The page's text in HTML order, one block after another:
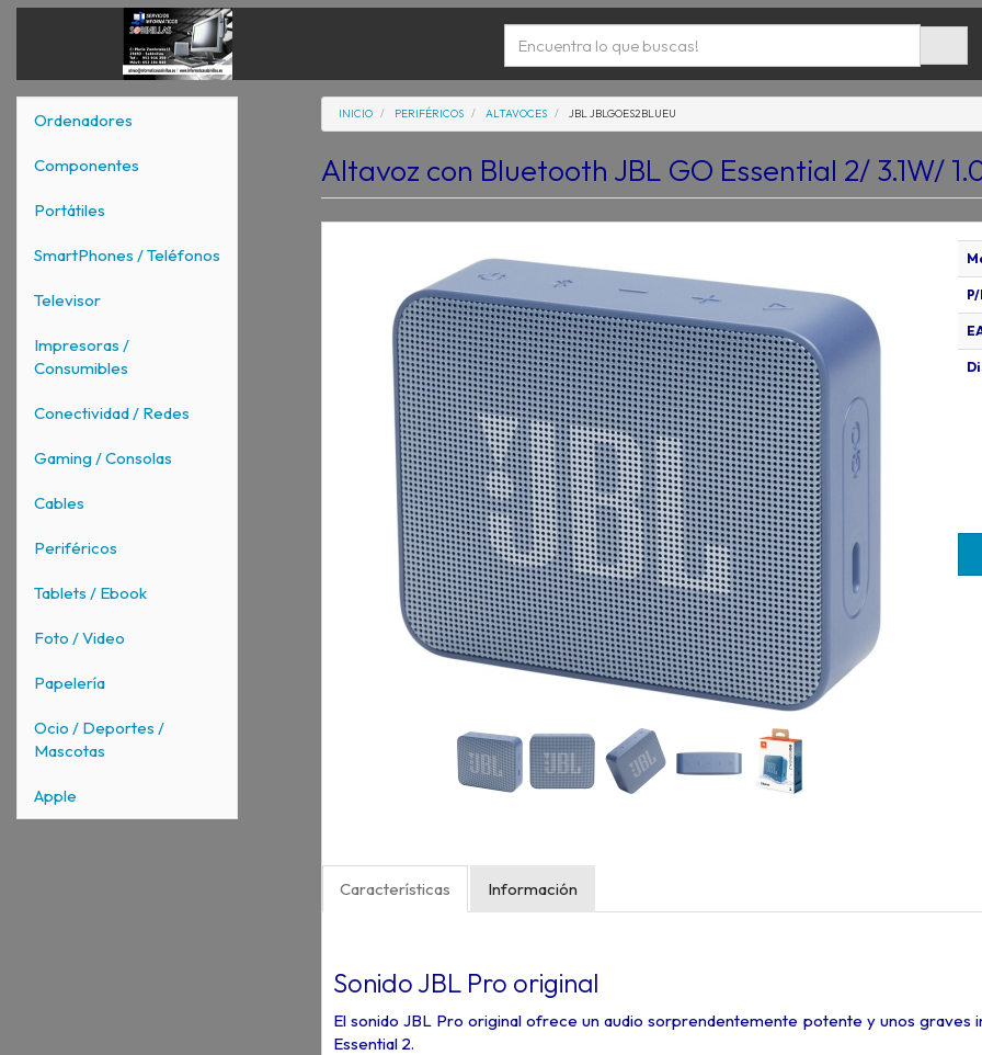
Ordenadores
Componentes
Portátiles
SmartPhones / Teléfonos
Televisor
Impresoras /
Consumibles
Conectividad / Redes
Gaming / Consolas
Cables
Periféricos
Tablets / Ebook
Foto / Video
Papelería
Ocio / Deportes /
Mascotas
Apple
INICIO PERIFÉRICOS ALTAVOCES JBL JBLGOES2BLUEU
Altavoz con Bluetooth JBL GO Essential 2/ 3.1W/
Características Información
Sonido JBL Pro original
El sonido JBL Pro original ofrece un audio sorprendentemente potente y unos
Essential 2.